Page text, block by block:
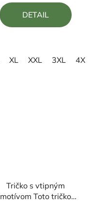
5,0
z
DETAIL
XL XXL 3XL 4XL
Tričko s vtipným
motívom Toto tričko